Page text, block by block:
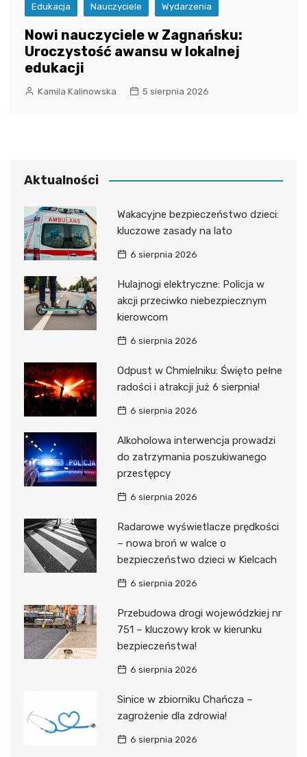
Edukacja Nauczyciele Wydarzenia
Nowi nauczyciele w Zagnańsku:
Uroczystość awansu w lokalnej
edukacji
Kamila Kalinowska 5 sierpnia 2026
Aktualności
Wakacyjne bezpieczeństwo dzieci:
kluczowe zasady na lato
6 sierpnia 2026
Hulajnogi elektryczne: Policja w
akcji przeciwko niebezpiecznym
kierowcom
6 sierpnia 2026
Odpust w Chmielniku: Święto pełne
radości i atrakcji już 6 sierpnia!
6 sierpnia 2026
Alkoholowa interwencja prowadzi
do zatrzymania poszukiwanego
przestępcy
6 sierpnia 2026
Radarowe wyświetlacze prędkości
– nowa broń w walce o
bezpieczeństwo dzieci w Kielcach
6 sierpnia 2026
Przebudowa drogi wojewódzkiej nr
751 – kluczowy krok w kierunku
bezpieczeństwa!
6 sierpnia 2026
Sinice w zbiorniku Chańcza –
zagrożenie dla zdrowia!
6 sierpnia 2026